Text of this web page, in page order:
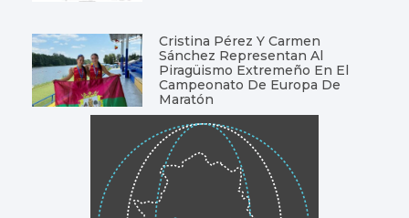
Cristina Pérez Y Carmen
Sánchez Representan Al
Piragüismo Extremeño En El
Campeonato De Europa De
Maratón